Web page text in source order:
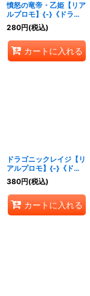
憤怒の竜帝・乙姫【リア
ルプロモ】{-}《ドラゴ
ン》
280円(税込)
カートに入れる
ドラゴニックレイジ【リ
アルプロモ】{-}《ドラ
ゴン》
380円(税込)
カートに入れる